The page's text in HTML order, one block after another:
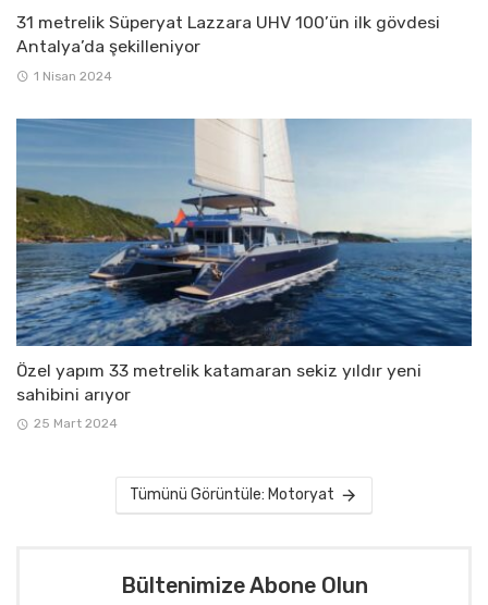
31 metrelik Süperyat Lazzara UHV 100’ün ilk gövdesi
Antalya’da şekilleniyor
1 Nisan 2024
Özel yapım 33 metrelik katamaran sekiz yıldır yeni
sahibini arıyor
25 Mart 2024
Tümünü Görüntüle: Motoryat
Bültenimize Abone Olun